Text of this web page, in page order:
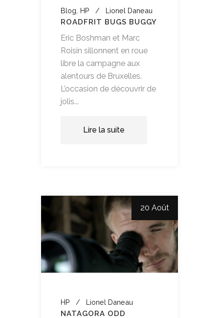
Blog HP Lionel Daneau
ROADFRIT BUGS BUGGY
Eric Boshman et Marc
Roisin sillonnent en roue
libre la campagne aux
alentours de Bruxelles.
L’occasion de découvrir de
jolis...
Lire la suite
20 Août
HP Lionel Daneau
NATAGORA ODD